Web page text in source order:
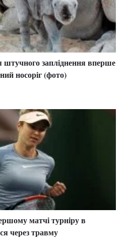
штучного запліднення вперше
носоріг (фото)
матчі турніру в
через травму